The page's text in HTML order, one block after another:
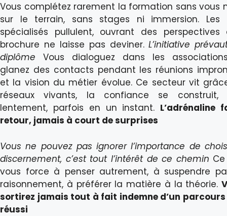
Vous complétez rarement la formation sans vous
sur le terrain, sans stages ni immersion. Les
spécialisés pullulent, ouvrant des
brochure ne laisse pas deviner.L’initiative
diplôme Vous dialoguez dans les
glanez des contacts pendant les réunions
et la vision du métier évolue. Ce secteur vit
réseaux vivants, la confiance se construit,
lentement, parfois en un instant. L’adrénaline
retour, jamais à court de surprises
Vous ne pouvez pas ignorer l’importance de
discernement, c’est tout l’intérêt de ce chemin
vous force à penser autrement, à suspendre
raisonnement, à préférer la matière à la théorie.
sortirez jamais tout à fait indemne d’un
réussi